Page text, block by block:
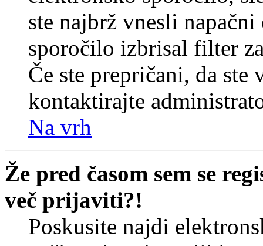
ste najbrž vnesli
sporočilo izbrisal filter
Če ste prepričani, da
kontaktirajte
Na vrh
Že pred časom sem se
več prijaviti?!
Poskusite najdi